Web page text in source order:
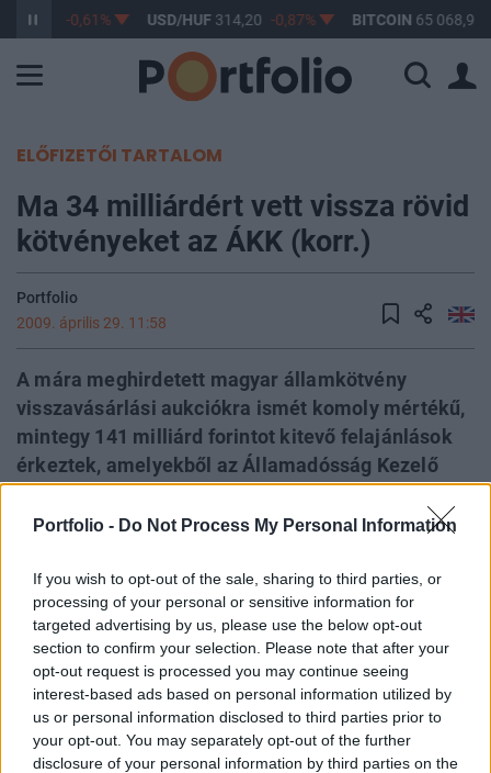
Portfolio - Do Not Process My Personal Information
If you wish to opt-out of the sale, sharing to third parties, or
processing of your personal or sensitive information for
targeted advertising by us, please use the below opt-out
section to confirm your selection. Please note that after your
opt-out request is processed you may continue seeing
interest-based ads based on personal information utilized by
us or personal information disclosed to third parties prior to
your opt-out. You may separately opt-out of the further
disclosure of your personal information by third parties on the
363,17 -0,61% USD/HUF314,20 -0,87% BITCOIN 65 068,99
ELŐFIZETŐI TARTALOM
Ma 34 milliárdért vett vissza rövid
kötvényeket az ÁKK (korr.)
Portfolio
2009. április 29. 11:58
A mára meghirdetett magyar államkötvény
visszavásárlási aukciókra ismét komoly mértékű,
mintegy 141 milliárd forintot kitevő felajánlások
érkeztek, amelyekből az Államadósság Kezelő
fogadott el. Ennek fele a három kötvénysorozat
realizálódott.
A 2010/D jelű, jövő augusztus 24-én lejáró kötvény esetén
az 52.5 milliárd forintnyi benyújtott ajánlatból az ÁKK
kereken 17.7 milliárd forintnyit vásárolt vissza 10.17%-os
átlagos, illetve 10.16%-os minimális hozamszint mellett. A
2011/B jelű, 2011. október 12-én lejáró kötvény esetén a
visszavásárlásra felkínált 24.9 milliárd forintnyi